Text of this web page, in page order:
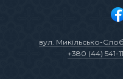
вул. Микільсько-
+380 (44) 541-